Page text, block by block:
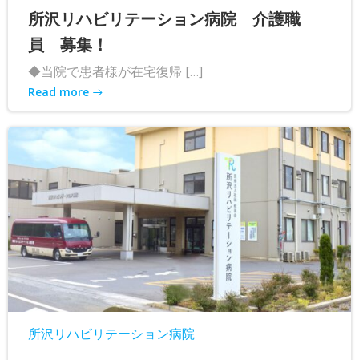
所沢リハビリテーション病院 介護職
員 募集！
◆当院で患者様が在宅復帰 […]
Read more
所沢リハビリテーション病院